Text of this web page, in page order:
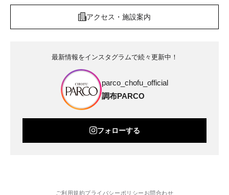
アクセス・施設案内
最新情報をインスタグラムで続々更新中！
parco_chofu_official
調布PARCO
フォローする
ご利用規約プライバシーポリシー お問合わせ